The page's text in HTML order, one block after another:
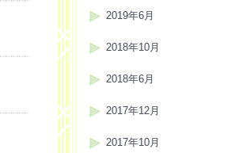
2019年6月
2018年10月
2018年6月
2017年12月
2017年10月